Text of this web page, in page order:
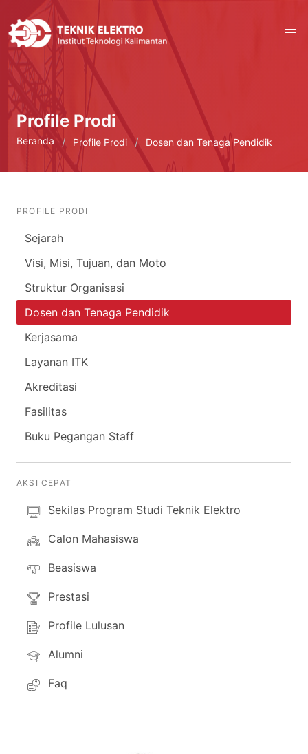
Profile Prodi
Beranda Profile Prodi Dosen dan Tenaga Pendidik
PROFILE PRODI
Sejarah
Visi, Misi, Tujuan, dan Moto
Struktur Organisasi
Dosen dan Tenaga Pendidik
Kerjasama
Layanan ITK
Akreditasi
Fasilitas
Buku Pegangan Staff
AKSI CEPAT
Sekilas Program Studi Teknik Elektro
Calon Mahasiswa
Beasiswa
Prestasi
Profile Lulusan
Alumni
Faq